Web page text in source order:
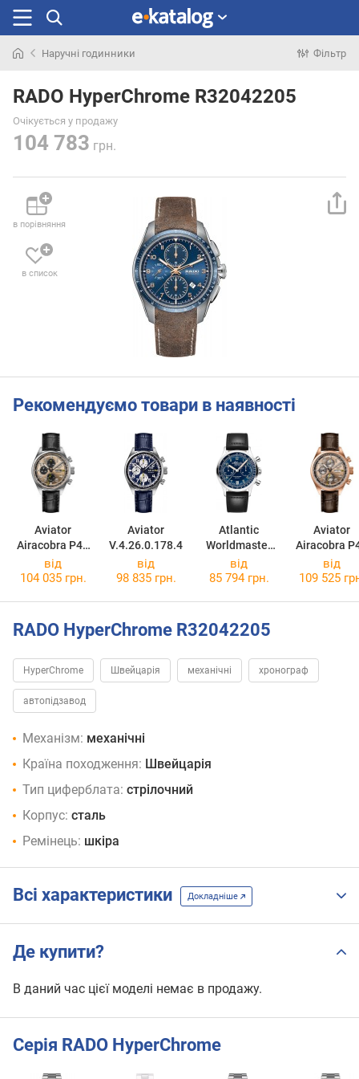
раніше
Наручні годинники Фільтр
RADO HyperChrome R32042205
Очікується у продажу
104 783 грн.
в порівняння
в список
Рекомендуємо товари в наявності
Aviator
Airacobra P45
Chrono Auto
V.4.26.0.177.4
Aviator
V.4.26.0.178.4
Atlantic
Worldmaster
Bicompax
52852.41.53
Aviator
Airacobra
Chrono
від
104 035 грн.
від
98 835 грн.
від
85 794 грн.
від
109 525
RADO HyperChrome R32042205
HyperChrome Швейцарія механічні хронограф
автопідзавод
Механізм: механічні
Країна походження: Швейцарія
Тип циферблата: стрілочний
Корпус: сталь
Ремінець: шкіра
Всі характеристики Докладніше
Де купити?
В даний час цієї моделі немає в продажу.
Серія RADO HyperChrome